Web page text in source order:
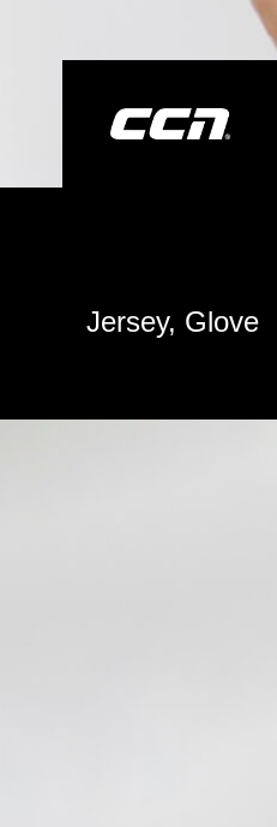
Jersey, Glove